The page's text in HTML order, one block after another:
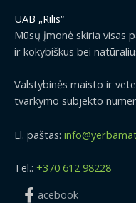
UAB „Rilis“
Mūsų įmonė skiria visas
ir kokybiškus bei
Valstybinės maisto ir
tvarkymo subjekto
El. paštas:
Tel.: +370 612 98228
acebook